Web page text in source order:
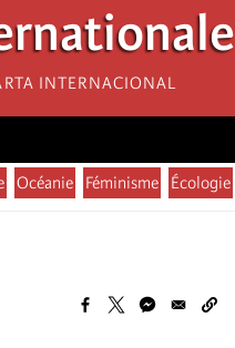
Internacional
Océanie Féminisme Écologie